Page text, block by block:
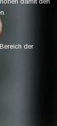
der